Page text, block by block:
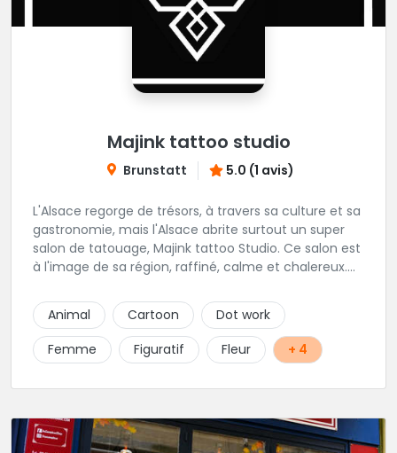
Majink tattoo studio
Brunstatt 5.0 (1 avis)
L'Alsace regorge de trésors, à travers sa culture et sa
gastronomie, mais l'Alsace abrite surtout un super
salon de tatouage, Majink tattoo Studio. Ce salon est
à l'image de sa région, raffiné, calme et chalereux.
découvrir son super shop !
Animal Cartoon
Dot work
Femme
Figuratif Fleur + 4